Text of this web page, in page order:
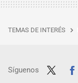
TEMAS DE INTERÉS
Síguenos